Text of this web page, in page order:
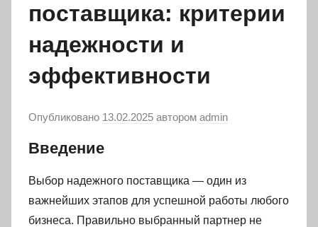
поставщика: критерии
надежности и
эффективности
Опубликовано 13.02.2025 автором admin
Введение
Выбор надежного поставщика — один из
важнейших этапов для успешной работы любого
бизнеса. Правильно выбранный партнер не